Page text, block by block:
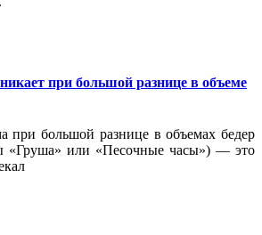
при большой разнице в объеме
при большой разнице в объемах бедер
«Груша» или «Песочные часы») — это